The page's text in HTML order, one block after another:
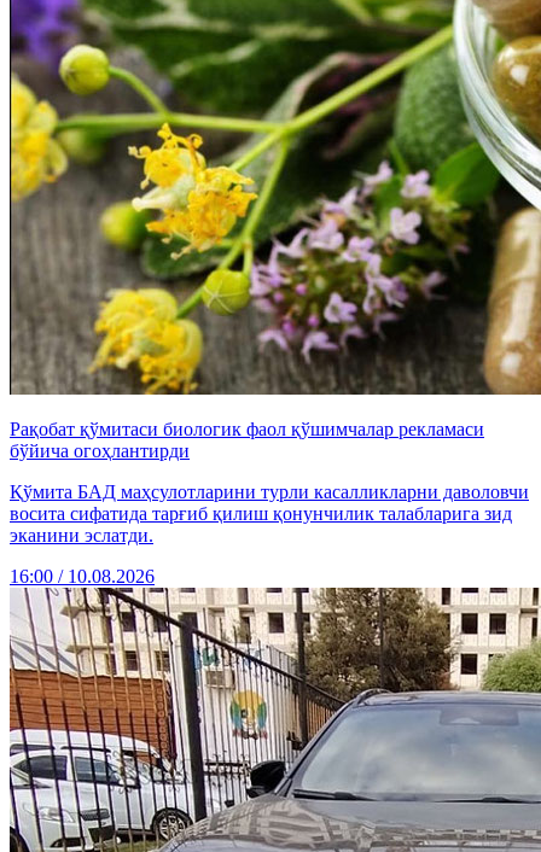
Рақобат қўмитаси биологик фаол қўшимчалар рекламаси
бўйича огоҳлантирди
Қўмита БАД маҳсулотларини турли касалликларни даволовчи
восита сифатида тарғиб қилиш қонунчилик талабларига зид
эканини эслатди.
16:00 / 10.08.2026